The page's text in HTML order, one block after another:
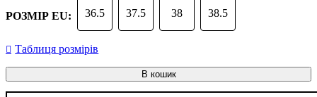
РОЗМІР EU: 36.5 37.5 38 38.5
Таблиця розмірів
В кошик